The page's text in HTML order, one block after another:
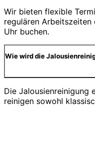
Wir bieten flexible
regulären
Uhr buchen.
Wie wird die
Die Jalousienreinigung
reinigen sowohl